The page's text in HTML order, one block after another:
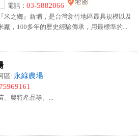
電話： 03-5882066
米之鄉』新埔，是台灣新竹地區最具規模以及
廠，100多年的歷史經驗傳承，用最標準的...
區: 永綠農場
、農特產品等。...